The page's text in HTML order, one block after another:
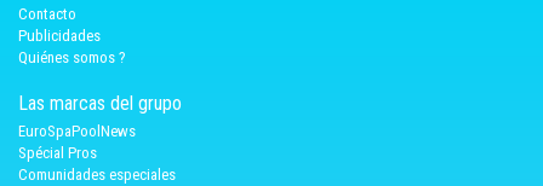
Contacto
Publicidades
Quiénes somos ?
Las marcas del grupo
EuroSpaPoolNews
Spécial Pros
Comunidades especiales